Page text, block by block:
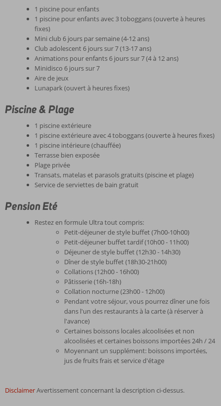
1 piscine pour enfants
1 piscine pour enfants avec 3 toboggans (ouverte à heures
fixes)
Mini club 6 jours par semaine (4-12 ans)
Club adolescent 6 jours sur 7 (13-17 ans)
Animations pour enfants 6 jours sur 7 (4 à 12 ans)
Minidisco 6 jours sur 7
Aire de jeux
Lunapark (ouvert à heures fixes)
Piscine & Plage
1 piscine extérieure
1 piscine extérieure avec 4 toboggans (ouverte à heures fixes)
1 piscine intérieure (chauffée)
Terrasse bien exposée
Plage privée
Transats, matelas et parasols gratuits (piscine et plage)
Service de serviettes de bain gratuit
Pension Eté
Restez en formule Ultra tout compris:
Petit-déjeuner de style buffet (7h00-10h00)
Petit-déjeuner buffet tardif (10h00 - 11h00)
Déjeuner de style buffet (12h30 - 14h30)
Dîner de style buffet (18h30-21h00)
Collations (12h00 - 16h00)
Pâtisserie (16h-18h)
Collation nocturne (23h00 - 12h00)
Pendant votre séjour, vous pourrez dîner une fois
dans l'un des restaurants à la carte (à réserver à
l'avance)
Certaines boissons locales alcoolisées et non
alcoolisées et certaines boissons importées 24h / 24
Moyennant un supplément: boissons importées,
jus de fruits frais et service d'étage
DisclaimerAvertissement concernant la description ci-dessus.